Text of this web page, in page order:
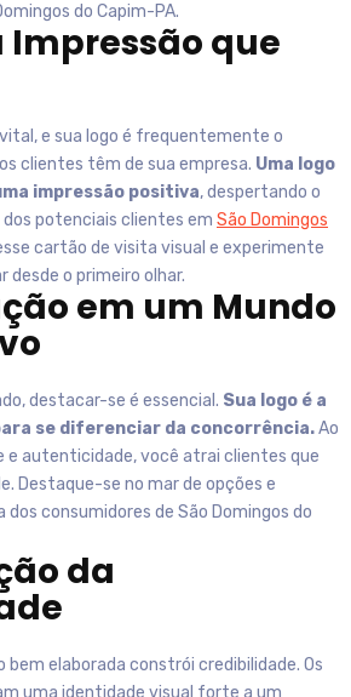
do Capim-PA.
Impressão que
e sua logo é frequentemente o
clientes têm de sua empresa. Uma logo
impressão positiva, despertando o
potenciais clientes em São Domingos
cartão de visita visual e experimente
desde o primeiro olhar.
em um Mundo
destacar-se é essencial. Sua logo é a
se diferenciar da concorrência.Ao
e autenticidade, você atrai clientes que
Destaque-se no mar de opções e
consumidores de São Domingos do
da
bem elaborada constrói credibilidade. Os
uma identidade visual forte a um